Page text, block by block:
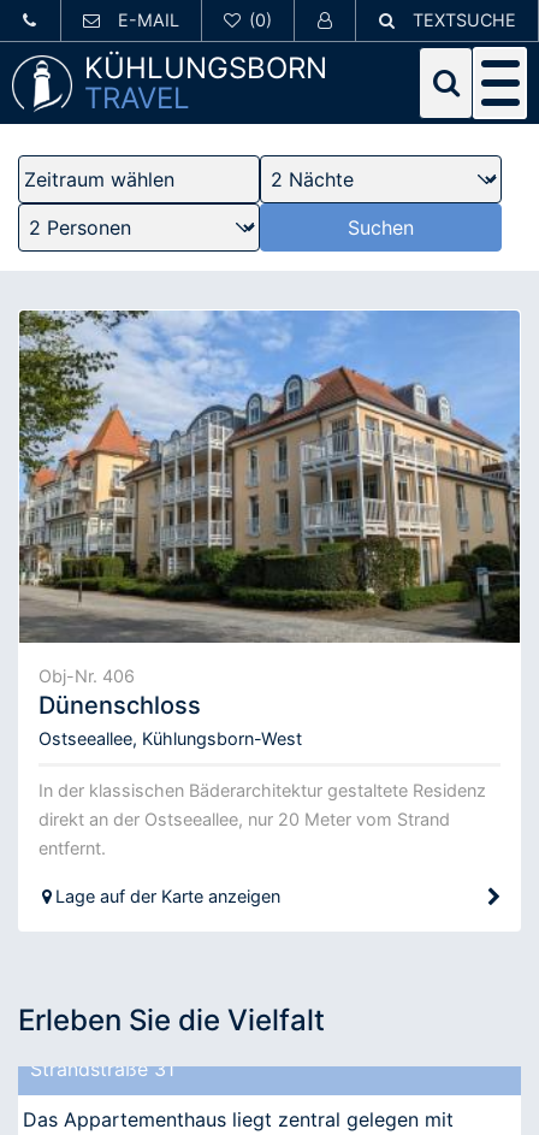
E-MAIL TEXTSUCHE
KÜHLUNGSBORN
TRAVEL
Obj-Nr. 406
Dünenschloss
Ostseeallee, Kühlungsborn-West
In der klassischen Bäderarchitektur gestaltete Residenz
direkt an der Ostseeallee, nur 20 Meter vom Strand
entfernt.
Lage auf der Karte anzeigen
Erleben Sie die Vielfalt
Strandstraße 31
Das Appartementhaus liegt zentral gelegen mit